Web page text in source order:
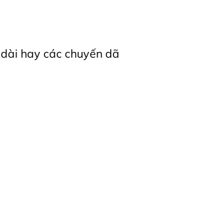
hay các chuyến dã